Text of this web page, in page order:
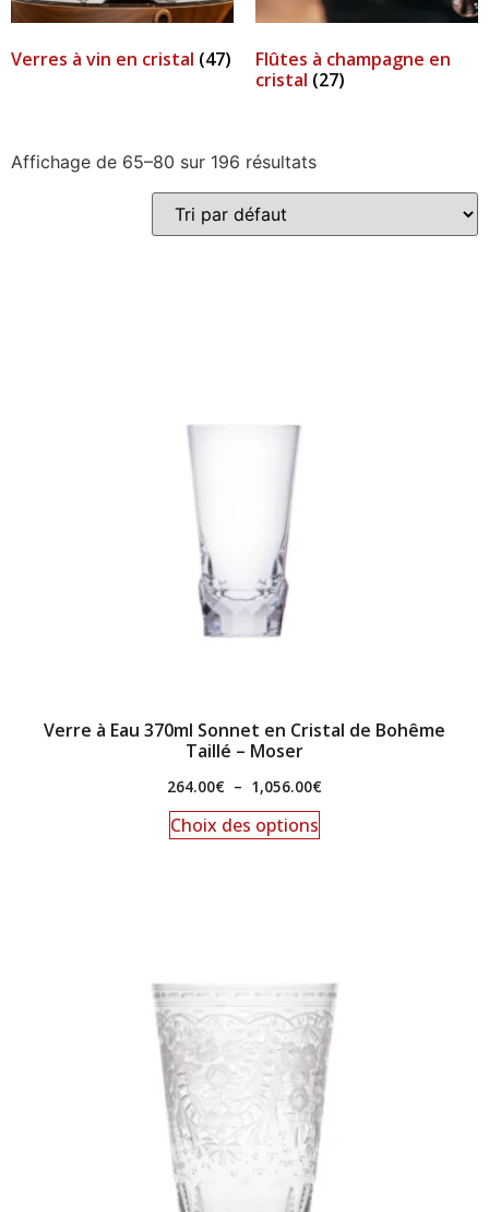
Verres à vin en cristal (47)
Flûtes à champagne en
cristal (27)
Affichage de 65–80 sur 196 résultats
Verre à Eau 370ml Sonnet en Cristal de Bohême
Taillé – Moser
264.00€ – 1,056.00€
Choix des options